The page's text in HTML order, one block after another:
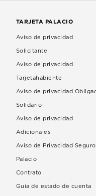
TARJETA PALACIO
Aviso de privacidad
Solicitante
Aviso de privacidad
Tarjetahabiente
Aviso de privacidad
Solidario
Aviso de privacidad
Adicionales
Aviso de Privacidad
Palacio
Contrato
Guía de estado de cuenta